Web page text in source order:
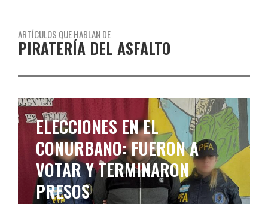
ARTÍCULOS QUE HABLAN DE
PIRATERÍA DEL ASFALTO
ELECCIONES EN EL
CONURBANO: FUERON A
VOTAR Y TERMINARON
PRESOS